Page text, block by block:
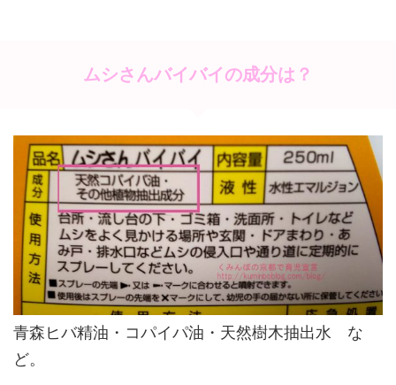
ムシさんバイバイの成分は？
青森ヒバ精油・コパイパ油・天然樹木抽出水 な
ど。